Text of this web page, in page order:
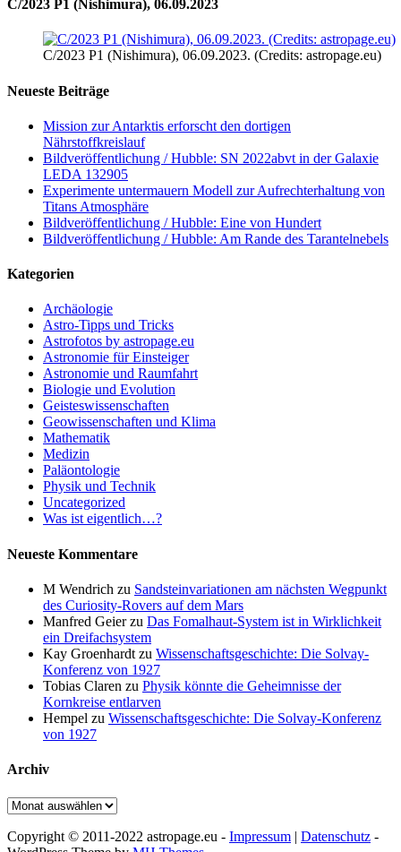
C/2023 P1 (Nishimura), 06.09.2023
C/2023 P1 (Nishimura), 06.09.2023. (Credits: astropage.eu)
Neueste Beiträge
Mission zur Antarktis erforscht den dortigen
Nährstoffkreislauf
Bildveröffentlichung / Hubble: SN 2022abvt in der Galaxie
LEDA 132905
Experimente untermauern Modell zur Aufrechterhaltung von
Titans Atmosphäre
Bildveröffentlichung / Hubble: Eine von Hundert
Bildveröffentlichung / Hubble: Am Rande des Tarantelnebels
Kategorien
Archäologie
Astro-Tipps und Tricks
Astrofotos by astropage.eu
Astronomie für Einsteiger
Astronomie und Raumfahrt
Biologie und Evolution
Geisteswissenschaften
Geowissenschaften und Klima
Mathematik
Medizin
Paläontologie
Physik und Technik
Uncategorized
Was ist eigentlich…?
Neueste Kommentare
M Wendrich zu Sandsteinvariationen am nächsten Wegpunkt
des Curiosity-Rovers auf dem Mars
Manfred Geierzu Das Fomalhaut-System ist in Wirklichkeit
ein Dreifachsystem
Kay Groenhardt zu Wissenschaftsgeschichte: Die Solvay-
Konferenz von 1927
Tobias Claren zu Physik könnte die Geheimnisse der
Kornkreise entlarven
Hempel zu Wissenschaftsgeschichte: Die Solvay-Konferenz
von 1927
Archiv
Archiv
Copyright © 2011-2022 astropage.eu - Impressum | Datenschutz -